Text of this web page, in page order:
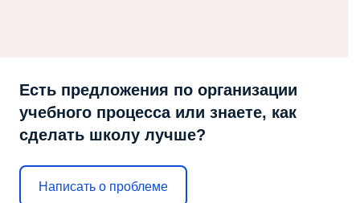
Есть предложения по организации
учебного процесса или знаете, как
сделать школу лучше?
Написать о проблеме